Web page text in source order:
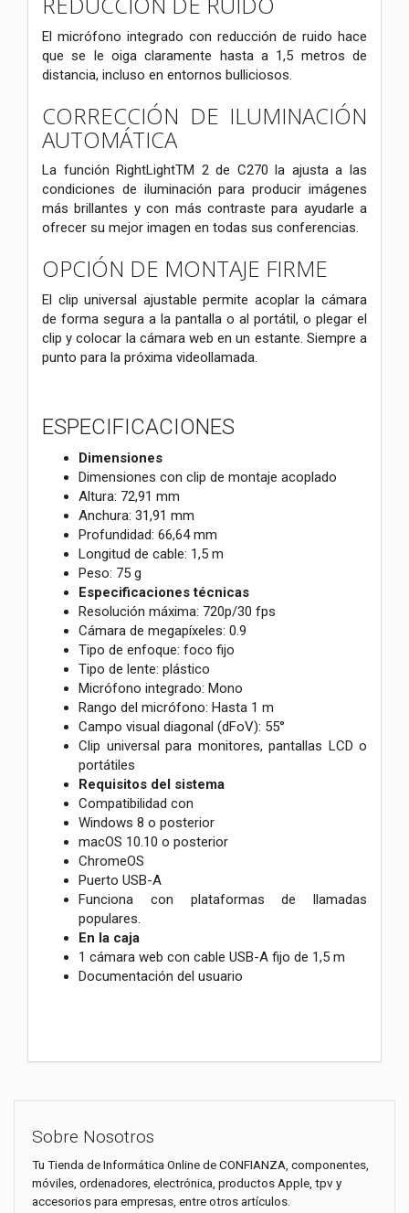
El micrófono integrado con reducción de ruido hace
que se le oiga claramente hasta a 1,5 metros de
distancia, incluso en entornos bulliciosos.
CORRECCIÓN DE ILUMINACIÓN
AUTOMÁTICA
La función RightLightTM 2 de C270 la ajusta a las
condiciones de iluminación para producir imágenes
más brillantes y con más contraste para ayudarle a
ofrecer su mejor imagen en todas sus conferencias.
OPCIÓN DE MONTAJE FIRME
El clip universal ajustable permite acoplar la cámara
de forma segura a la pantalla o al portátil, o plegar el
clip y colocar la cámara web en un estante. Siempre a
punto para la próxima videollamada.
ESPECIFICACIONES
Dimensiones
Dimensiones con clip de montaje acoplado
Altura: 72,91 mm
Anchura: 31,91 mm
Profundidad: 66,64 mm
Longitud de cable: 1,5 m
Peso: 75 g
Especificaciones técnicas
Resolución máxima: 720p/30 fps
Cámara de megapíxeles: 0.9
Tipo de enfoque: foco fijo
Tipo de lente: plástico
Micrófono integrado: Mono
Rango del micrófono: Hasta 1 m
Campo visual diagonal (dFoV): 55°
Clip universal para monitores, pantallas LCD o
portátiles
Requisitos del sistema
Compatibilidad con
Windows 8 o posterior
macOS 10.10 o posterior
ChromeOS
Puerto USB-A
Funciona con plataformas de llamadas
populares.
En la caja
1 cámara web con cable USB-A fijo de 1,5 m
Documentación del usuario
Sobre Nosotros
Tu Tienda de Informática Online de CONFIANZA, componentes,
móviles, ordenadores, electrónica, productos Apple, tpv y
accesorios para empresas, entre otros artículos.